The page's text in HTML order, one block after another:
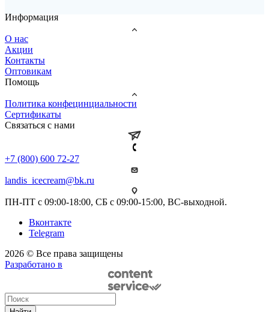
Информация
О нас
Акции
Контакты
Оптовикам
Помощь
Политика конфецинциальности
Сертификаты
Связаться с нами
+7 (800) 600 72-27
landis_icecream@bk.ru
ПН-ПТ с 09:00-18:00, СБ с 09:00-15:00, ВС-выходной.
Вконтакте
Telegram
2026 © Все права защищены
Разработано в